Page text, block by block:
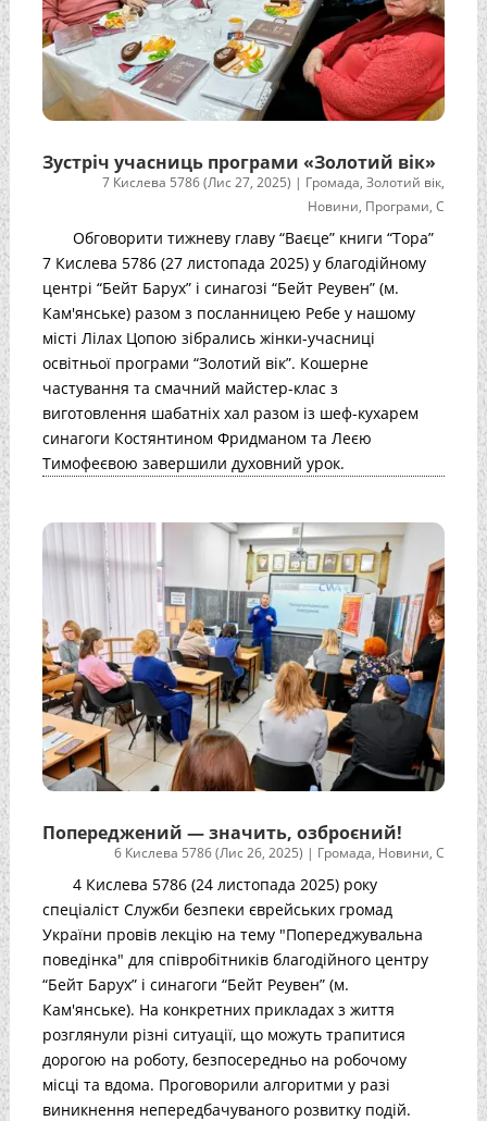
Зустріч учасниць програми «Золотий вік»
7 Кислева 5786 (Лис 27, 2025) | Громада,Золотий вік,
Новини, Програми,С
Обговорити тижневу главу “Ваєце” книги “Тора”
7 Кислева 5786 (27 листопада 2025) у благодійному
центрі “Бейт Барух” і синагозі “Бейт Реувен” (м.
Кам'янське) разом з посланницею Ребе у нашому
місті Лілах Цопою зібрались жінки-учасниці
освітньої програми “Золотий вік”. Кошерне
частування та смачний майстер-клас з
виготовлення шабатніх хал разом із шеф-кухарем
синагоги Костянтином Фридманом та Леєю
Тимофеєвою завершили духовний урок.
Попереджений — значить, озброєний!
6 Кислева 5786 (Лис 26, 2025) | Громада, Новини,С
4 Кислева 5786 (24 листопада 2025) року
спеціаліст Служби безпеки єврейських громад
України провів лекцію на тему "Попереджувальна
поведінка" для співробітників благодійного центру
“Бейт Барух” і синагоги “Бейт Реувен” (м.
Кам'янське). На конкретних прикладах з життя
розглянули різні ситуації, що можуть трапитися
дорогою на роботу, безпосередньо на робочому
місці та вдома. Проговорили алгоритми у разі
виникнення непередбачуваного розвитку подій.